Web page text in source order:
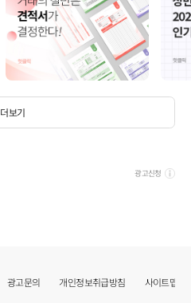
더보기
광고신청
광고문의 개인정보취급방침 사이트맵